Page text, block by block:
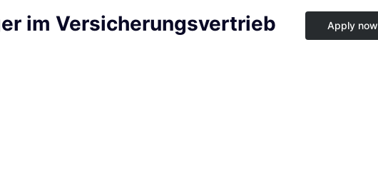
im Versicherungsvertrieb
Apply now